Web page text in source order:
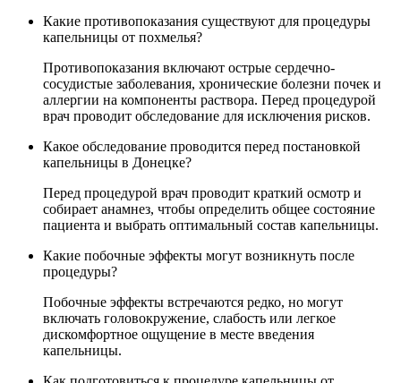
Какие противопоказания существуют для процедуры
капельницы от похмелья?
Противопоказания включают острые сердечно-
сосудистые заболевания, хронические болезни почек и
аллергии на компоненты раствора. Перед процедурой
врач проводит обследование для исключения рисков.
Какое обследование проводится перед постановкой
капельницы в Донецке?
Перед процедурой врач проводит краткий осмотр и
собирает анамнез, чтобы определить общее состояние
пациента и выбрать оптимальный состав капельницы.
Какие побочные эффекты могут возникнуть после
процедуры?
Побочные эффекты встречаются редко, но могут
включать головокружение, слабость или легкое
дискомфортное ощущение в месте введения
капельницы.